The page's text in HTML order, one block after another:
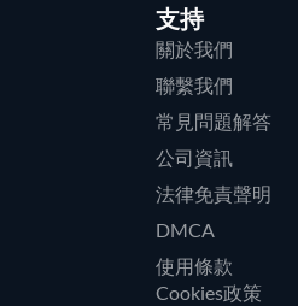
支持
關於我們
聯繫我們
常見問題解答
公司資訊
法律免責聲明
DMCA
使用條款
Cookies政策